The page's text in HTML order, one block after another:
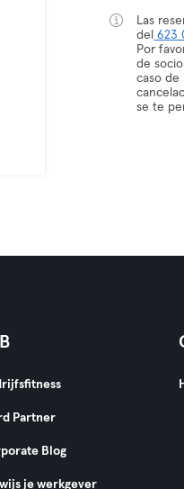
Las
del 623
Por
de
caso de
se te
Partner
Blog
je werkgever